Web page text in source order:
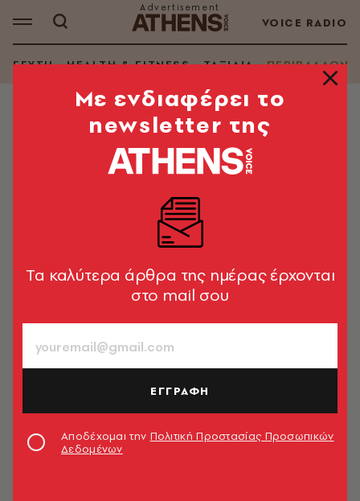
VOICE RADIO
ΓΕΥΣΗ HEALTH & FITNESS ΤΑΞΙΔΙΑ ΠΕΡΙΒΑΛΛΟΝ
ΠΕΡΙΒΑΛΛΟΝ
Πιγκουίνοι βοηθούν επιστήμονες
να εντοπίσουν τα «παντοτινά
χημικά» στην Παταγονία
Πρόκειται για τεχνητές ενώσεις που αναπτύχθηκαν
Mε ενδιαφέρει το
newsletter της
Tα καλύτερα άρθρα της ημέρας έρχονται
στο mail σου
ΕΓΓΡΑΦΗ
Αποδέχομαι την Πολιτική Προστασίας Προσωπικών
Δεδομένων